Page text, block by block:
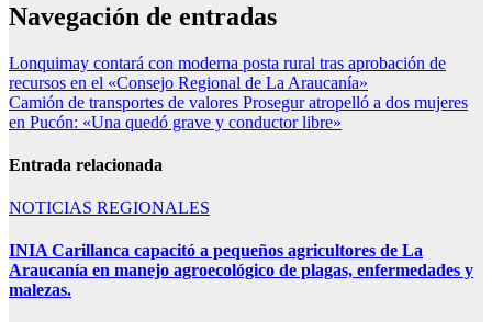
Navegación de entradas
Lonquimay contará con moderna posta rural tras aprobación de
recursos en el «Consejo Regional de La Araucanía»
Camión de transportes de valores Prosegur atropelló a dos mujeres
en Pucón: «Una quedó grave y conductor libre»
Entrada relacionada
NOTICIAS REGIONALES
INIA Carillanca capacitó a pequeños agricultores de La
Araucanía en manejo agroecológico de plagas, enfermedades y
malezas.